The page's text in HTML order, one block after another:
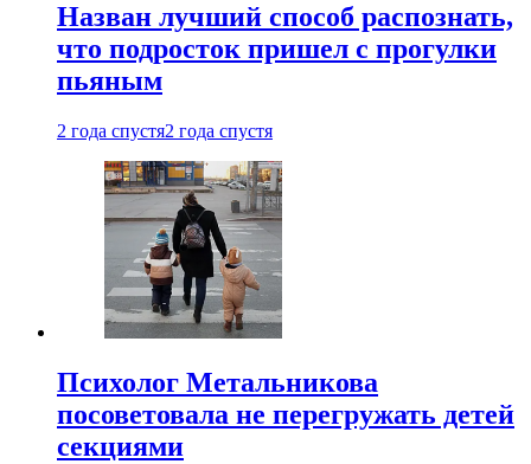
Назван лучший способ распознать,
что подросток пришел с прогулки
пьяным
2 года спустя2 года спустя
Психолог Метальникова
посоветовала не перегружать детей
секциями